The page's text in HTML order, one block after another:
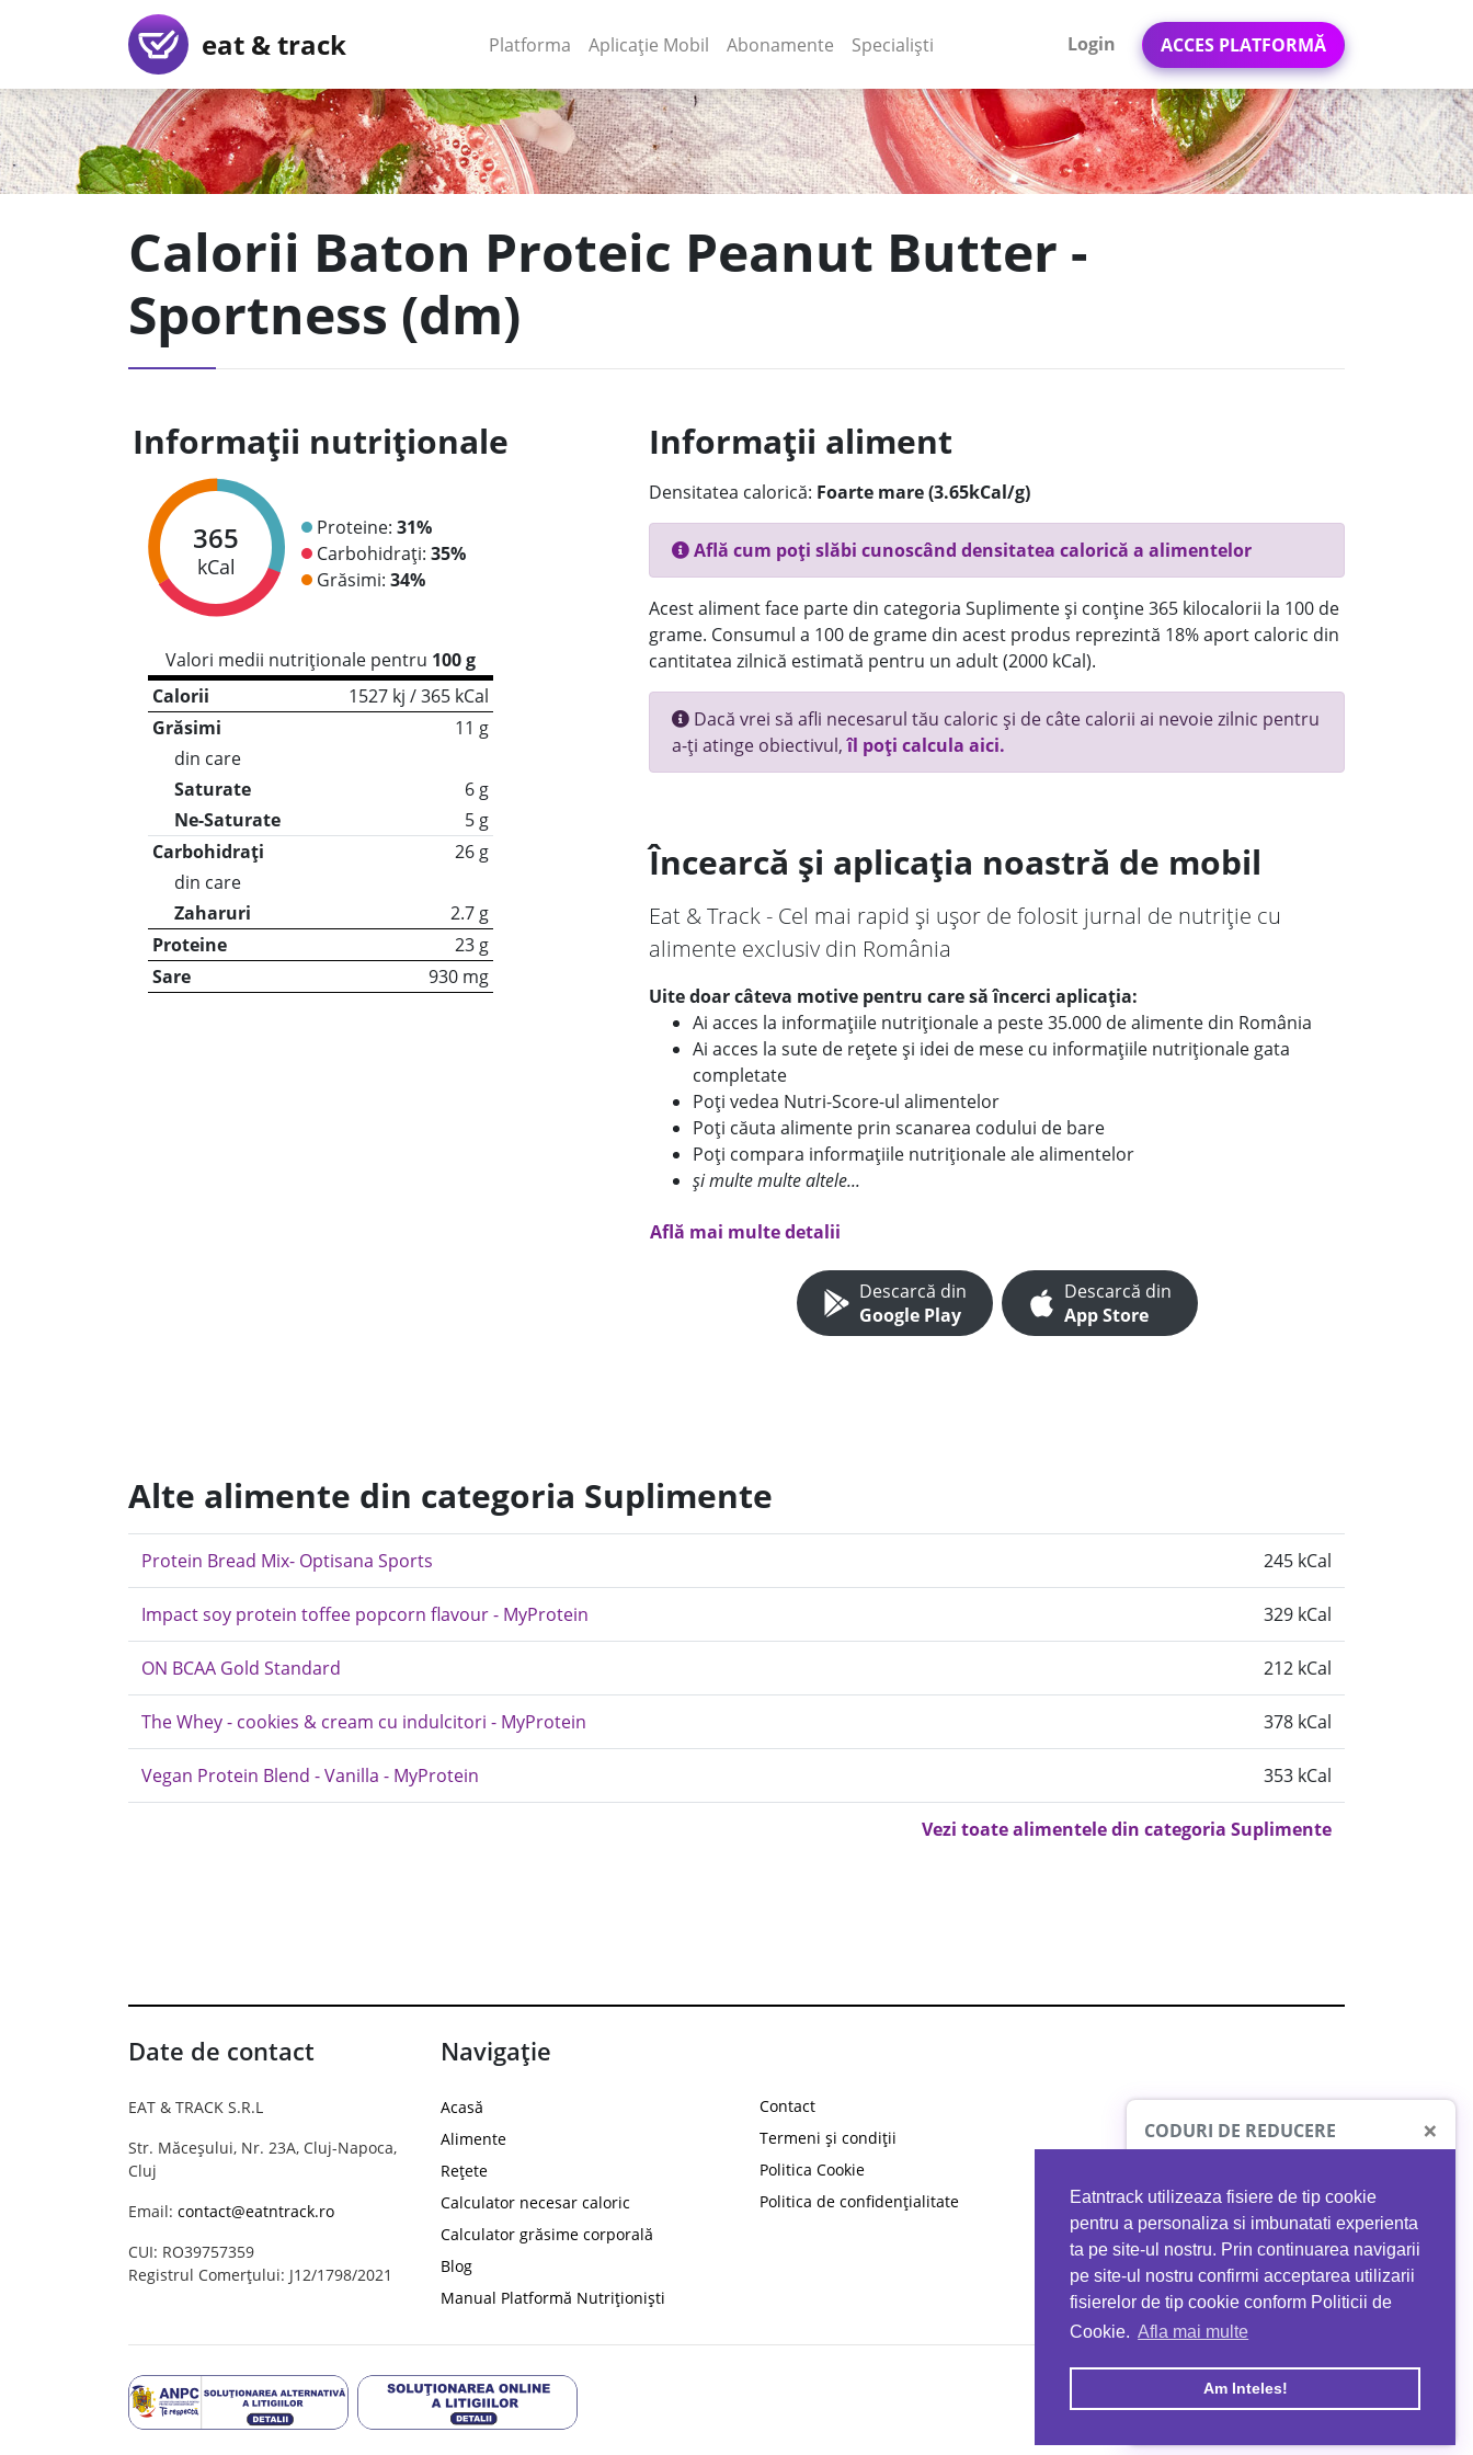
Eatntrack utilizeaza fisiere de tip cookie
pentru a personaliza si imbunatati experienta
ta pe site-ul nostru. Prin continuarea navigarii
pe site-ul nostru confirmi acceptarea utilizarii
fisierelor de tip cookie conform Politicii de
Cookie. Afla mai multe
Am Inteles!
eat & track Platforma (current)
Aplicație Mobil (current)
Abonamente Specialiști Login ACCES PLATFORMĂ
Calorii Baton Proteic Peanut Butter -
Sportness (dm)
Informații nutriționale
365
kCal
Proteine: 31%
Carbohidrați: 35%
Grăsimi: 34%
Valori medii nutriționale pentru 100 g
Calorii
1527 kj / 365 kCal
Grăsimi
11 g
din care
Saturate
6 g
Ne-Saturate
5 g
Carbohidrați
26 g
din care
Zaharuri
2.7 g
Proteine
23 g
Sare
930 mg
Informații aliment
Densitatea calorică: Foarte mare (3.65kCal/g)
Află cum poți slăbi cunoscând densitatea calorică a alimentelor
Acest aliment face parte din categoria Suplimente și conține 365 kilocalorii la 100 de
grame. Consumul a 100 de grame din acest produs reprezintă 18% aport caloric din
cantitatea zilnică estimată pentru un adult (2000 kCal).
Dacă vrei să afli necesarul tău caloric și de câte calorii ai nevoie zilnic pentru
a-ți atinge obiectivul,îl poți calcula aici.
Încearcă și aplicația noastră de mobil
Eat & Track - Cel mai rapid și ușor de folosit jurnal de nutriție cu
alimente exclusiv din România
Uite doar câteva motive pentru care să încerci aplicația:
Ai acces la informațiile nutriționale a peste 35.000 de alimente din România
Ai acces la sute de rețete și idei de mese cu informațiile nutriționale gata
completate
Poți vedea Nutri-Score-ul alimentelor
Poți căuta alimente prin scanarea codului de bare
Poți compara informațiile nutriționale ale alimentelor
și multe multe altele...
Află mai multe detalii
Descarcă din
Google Play
Descarcă din
App Store
Alte alimente din categoria Suplimente
Protein Bread Mix- Optisana Sports 245 kCal
Impact soy protein toffee popcorn flavour - MyProtein 329 kCal
ON BCAA Gold Standard 212 kCal
The Whey - cookies & cream cu indulcitori - MyProtein 378 kCal
Vegan Protein Blend - Vanilla - MyProtein 353 kCal
Vezi toate alimentele din categoria Suplimente
Date de contact
EAT & TRACK S.R.L
Str. Măceșului, Nr. 23A, Cluj-Napoca,
Cluj
Email: contact@eatntrack.ro
CUI: RO39757359
Registrul Comerțului: J12/1798/2021
Navigație
Acasă
Alimente
Rețete
Calculator necesar caloric
Calculator grăsime corporală
Blog
Manual Platformă Nutriționiști
Contact
Termeni și condiții
Politica Cookie
Politica de confidențialitate
CODURI DE REDUCERE ×
PROTO41
reducere la orice comandă
EATNTRACK
MYPROTEIN
Ai40%reducere la orice comandă
folosind codul EATTRACK